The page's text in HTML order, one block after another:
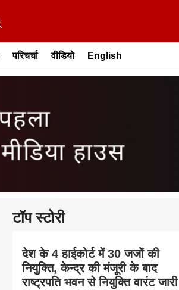
परिचर्चा वीडियो English
टॉप स्टोरी
देश के 4 हाईकोर्ट में 30 जजों की
नियुक्ति, केन्द्र की मंजूरी के बाद
राष्ट्रपति भवन से नियुक्ति वारंट जारी